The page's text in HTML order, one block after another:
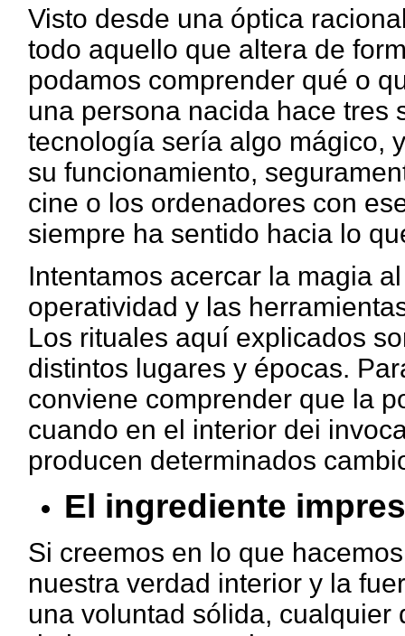
Visto desde una óptica
todo aquello que altera de
podamos comprender qué o
una persona nacida hace tres
tecnología sería algo mágico,
su funcionamiento,
cine o los ordenadores con
siempre ha sentido hacia lo
Intentamos acercar la magia
operatividad y las
Los rituales aquí explicados
distintos lugares y épocas.
conviene comprender que la
cuando en el interior dei
producen determinados
El ingrediente
Si creemos en lo que
nuestra verdad interior y la
una voluntad sólida,